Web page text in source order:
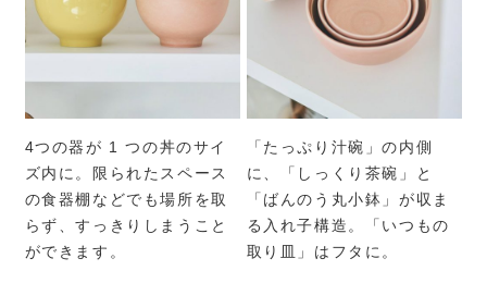
4つの器が 1 つの丼のサイ
ズ内に。限られたスペース
の食器棚などでも場所を取
らず、すっきりしまうこと
ができます。
「たっぷり汁碗」の内側
に、「しっくり茶碗」と
「ばんのう丸小鉢」が収ま
る入れ子構造。「いつもの
取り皿」はフタに。